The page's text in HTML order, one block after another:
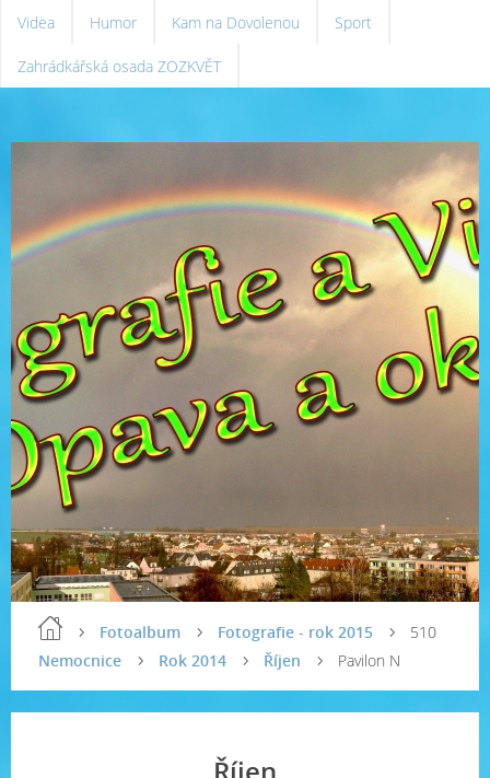
Videa Humor Kam na Dovolenou Sport
Zahrádkářská osada ZOZKVĚT
Fotoalbum
Fotografie - rok 2015
Nemocnice
Rok 2014 Říjen
510
Pavilon N